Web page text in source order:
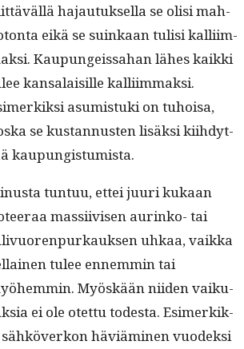
hajau­tuk­sel­la se olisi mah­
eikä se suinkaan tulisi kalli­im­
Kaupungeis­sa­han läh­es kaik­ki
kansalaisille kalli­im­mak­si.
asum­is­tu­ki on tuhoisa,
se kus­tan­nusten lisäk­si kiihdyt­
kaupungistumista.
tun­tuu, ettei juuri kukaan
mas­si­ivisen aurinko- tai
uhkaa, vaik­ka
tulee ennem­min tai
Myöskään niiden vaiku­
ei ole otet­tu todes­ta. Esimerkik­
sähköverkon häviämi­nen vuodek­si